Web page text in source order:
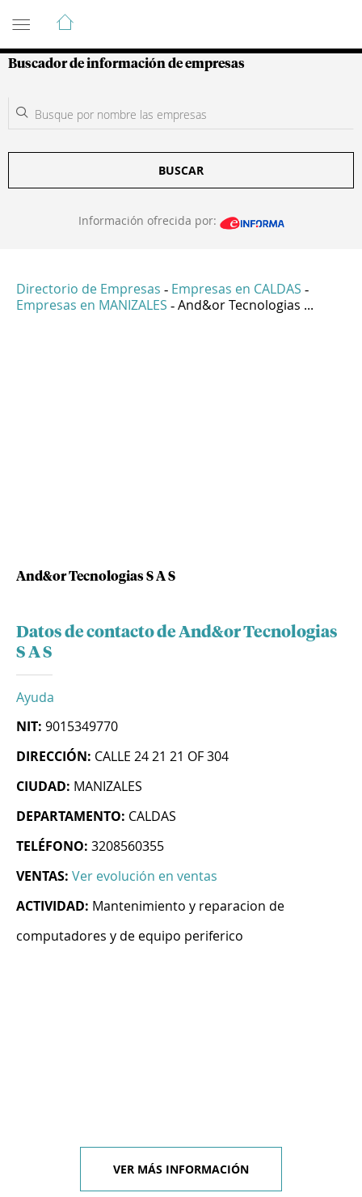
Guía de Empresas Colombianas
Buscador de información de empresas
BUSCAR
Información ofrecida por:
Directorio de Empresas - Empresas en CALDAS -
Empresas en MANIZALES - And&or Tecnologias ...
And&or Tecnologias S A S
Datos de contacto de And&or Tecnologias
S A S
Ayuda
NIT: 9015349770
DIRECCIÓN: CALLE 24 21 21 OF 304
CIUDAD: MANIZALES
DEPARTAMENTO: CALDAS
TELÉFONO: 3208560355
VENTAS: Ver evolución en ventas
ACTIVIDAD: Mantenimiento y reparacion de
computadores y de equipo periferico
VER MÁS INFORMACIÓN